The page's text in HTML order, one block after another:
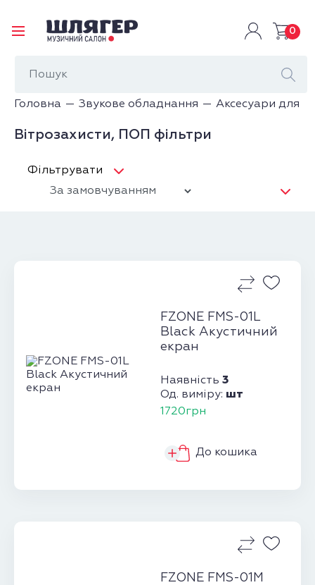
0
Головна Звукове обладнання Аксесуари для
Вітрозахисти, ПОП фільтри
Фільтрувати
FZONE FMS-01L
Black Акустичний
екран
Наявність 3
Од. виміру: шт
1720грн
До кошика
FZONE FMS-01M